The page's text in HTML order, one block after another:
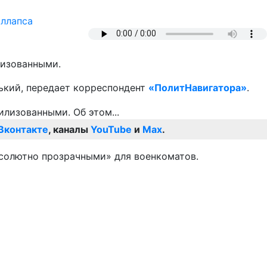
передает корреспондент «ПолитНавигатора».
, каналы YouTube и Max.
прозрачными» для военкоматов.